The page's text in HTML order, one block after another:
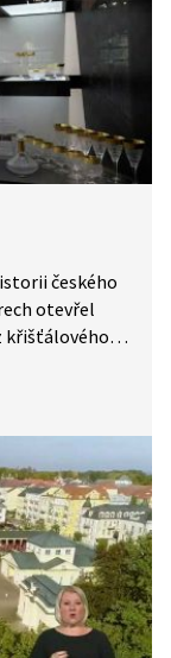
českého
otevřel
křišťálového
roku 1911.
značky
si proces